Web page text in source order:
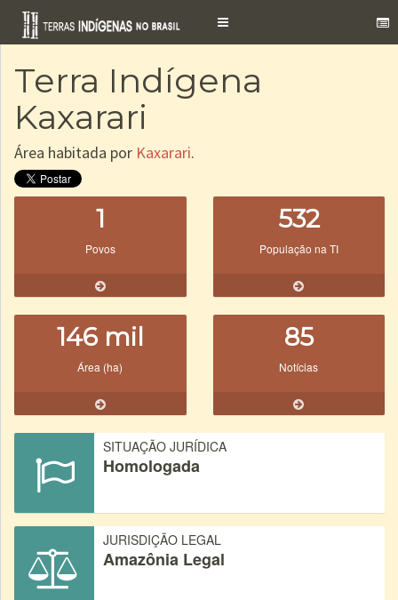
Toggle
Terra Indígena
Kaxarari
Área habitada por Kaxarari.
1
Povos
532
População na TI
146 mil
Área (ha)
85
Notícias
SITUAÇÃO JURÍDICA
Homologada
JURISDIÇÃO LEGAL
Amazônia Legal